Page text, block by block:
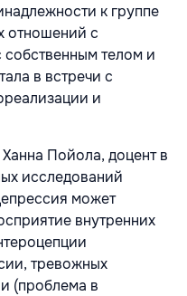
к группе
отношений с
телом и
в встречи с
и
Пойола, доцент в
исследований
может
внутренних
тревожных
(проблема в